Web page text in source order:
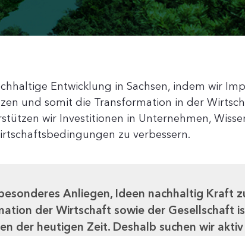
Entwicklung in Sachsen, indem wir
und somit die Transformation in der
wir Investitionen in Unternehmen,
zu verbessern.
Anliegen, Ideen nachhaltig Kraft
der Wirtschaft sowie der Gesellschaft
der heutigen Zeit. Deshalb suchen wir